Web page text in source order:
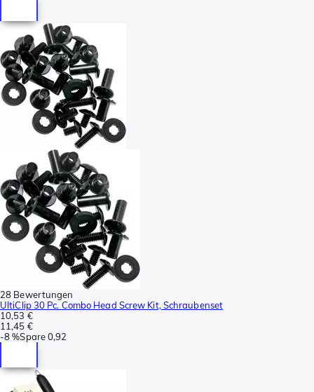
28 Bewertungen
UltiClip 30 Pc. Combo Head Screw Kit, Schraubenset
10,53 €
11,45 €
-8 %Spare0,92